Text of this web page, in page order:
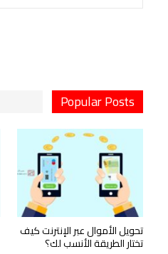
Popular Posts
تحويل الأموال عبر الإنترنت كيف
تختار الطريقة الأنسب لك؟